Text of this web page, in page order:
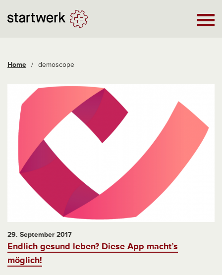
Home / demoscope
29. September 2017
Endlich gesund leben? Diese App macht’s
möglich!